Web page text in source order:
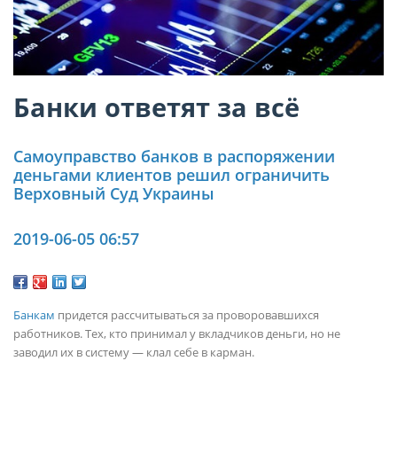
Банки ответят за всё
Самоуправство банков в распоряжении
деньгами клиентов решил ограничить
Верховный Суд Украины
2019-06-05 06:57
Банкам придется рассчитываться за проворовавшихся
работников. Тех, кто принимал у вкладчиков деньги, но не
заводил их в систему — клал себе в карман.